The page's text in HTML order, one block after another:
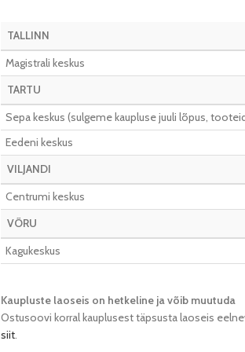
TALLINN
Magistrali keskus
TARTU
Sepa keskus (sulgeme kaupluse juuli lõpus,
Eedeni keskus
VILJANDI
Centrumi keskus
VÕRU
Kagukeskus
Kaupluste laoseis on hetkeline ja võib muutuda​
Ostusoovi korral kauplusest täpsusta laoseis
siit.